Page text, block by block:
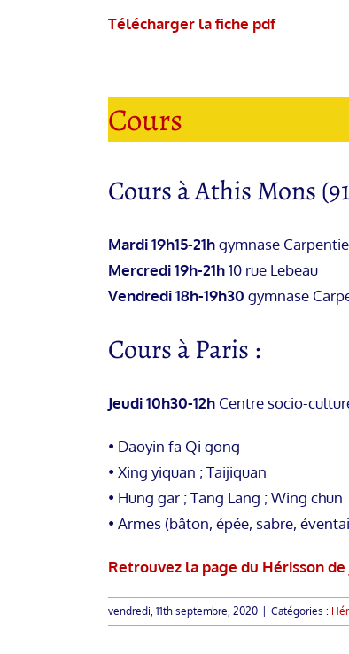
Télécharger la fiche pdf
Cours
Cours à Athis Mons
Mardi 19h15-21hgymnase
Mercredi 19h-21h10 rue Lebeau
Vendredi 18h-19h30 gymnase
Cours à Paris :
Jeudi 10h30-12h Centre socio-
• Daoyin fa Qi gong
• Xing yiquan ; Taijiquan
• Hung gar ; Tang Lang ; Wing chun
• Armes (bâton, épée, sabre,
Retrouvez la page du Hérisson
vendredi, 11th septembre, 2020 | Catégories :